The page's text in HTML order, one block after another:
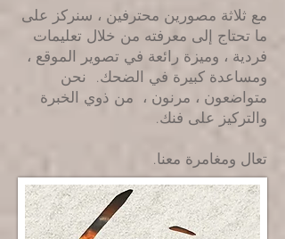
مع ثلاثة مصورين محترفين ، سنركز على
ما تحتاج إلى معرفته من خلال تعليمات
فردية ، وميزة رائعة في تصوير الموقع ،
ومساعدة كبيرة في الضحك. نحن
متواضعون ، مرنون ، من ذوي الخبرة
والتركيز على فنك.
تعال ومغامرة معنا.